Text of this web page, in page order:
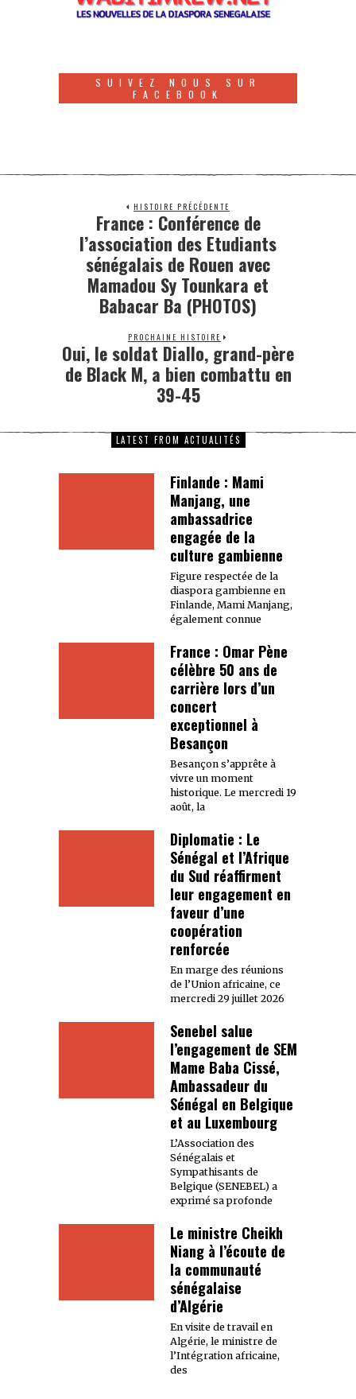
SUIVEZ NOUS SUR
FACEBOOK
HISTOIRE PRÉCÉDENTE
France : Conférence de
l’association des Etudiants
sénégalais de Rouen avec
Mamadou Sy Tounkara et
Babacar Ba (PHOTOS)
PROCHAINE HISTOIRE
Oui, le soldat Diallo, grand-père
de Black M, a bien combattu en
39-45
LATEST FROM ACTUALITÉS
Finlande : Mami
Manjang, une
ambassadrice
engagée de la
culture gambienne
Figure respectée de la
diaspora gambienne en
Finlande, Mami Manjang,
également connue
France : Omar Pène
célèbre 50 ans de
carrière lors d’un
concert
exceptionnel à
Besançon
Besançon s’apprête à
vivre un moment
historique. Le mercredi 19
août, la
Diplomatie : Le
Sénégal et l’Afrique
du Sud réaffirment
leur engagement en
faveur d’une
coopération
renforcée
En marge des réunions
de l’Union africaine, ce
mercredi 29 juillet 2026
Senebel salue
l’engagement de SEM
Mame Baba Cissé,
Ambassadeur du
Sénégal en Belgique
et au Luxembourg
L’Association des
Sénégalais et
Sympathisants de
Belgique (SENEBEL) a
exprimé sa profonde
Le ministre Cheikh
Niang à l’écoute de
la communauté
sénégalaise
d’Algérie
En visite de travail en
Algérie, le ministre de
l’Intégration africaine,
des